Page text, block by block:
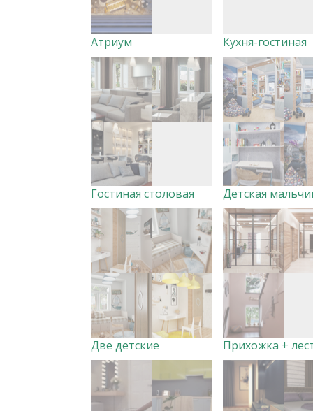
Атриум Кухня-гостиная
Гостиная столовая
Две детские